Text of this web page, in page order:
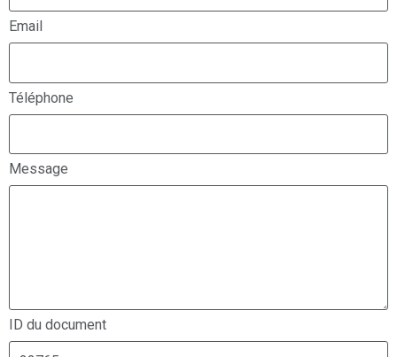
Email
Téléphone
Message
ID du document